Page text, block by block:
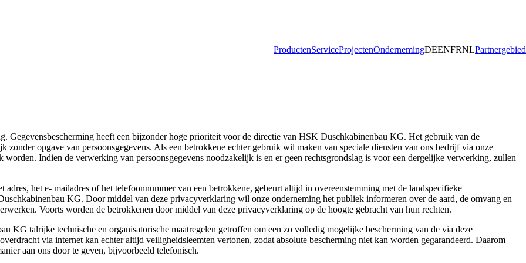
ProductenServiceProjectenOndernemingDEENFRNLPartnergebied
Gegevensbescherming heeft een bijzonder hoge prioriteit voor de directie van HSK Duschkabinenbau KG. Het gebruik van de
opgave van persoonsgegevens. Als een betrokkene echter gebruik wil maken van speciale diensten van ons bedrijf via onze
Indien de verwerking van persoonsgegevens noodzakelijk is en er geen rechtsgrondslag is voor een dergelijke verwerking, zullen
het e- mailadres of het telefoonnummer van een betrokkene, gebeurt altijd in overeenstemming met de landspecifieke
KG. Door middel van deze privacyverklaring wil onze onderneming het publiek informeren over de aard, de omvang en
Voorts worden de betrokkenen door middel van deze privacyverklaring op de hoogte gebracht van hun rechten.
talrijke technische en organisatorische maatregelen getroffen om een zo volledig mogelijke bescherming van de via deze
via internet kan echter altijd veiligheidsleemten vertonen, zodat absolute bescherming niet kan worden gegarandeerd. Daarom
aan ons door te geven, bijvoorbeeld telefonisch.